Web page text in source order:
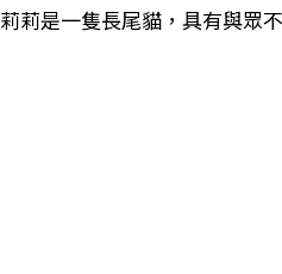
莉莉是一隻長尾貓，具有與眾